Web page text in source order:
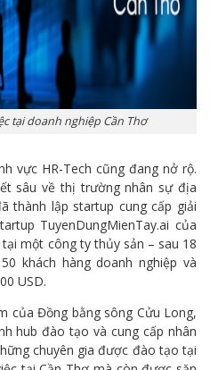
tại doanh nghiệp Cần Thơ
vực HR-Tech cũng đang nở rộ.
sâu về thị trường nhân sự địa
thành lập startup cung cấp giải
TuyenDungMienTay.ai của
một công ty thủy sản – sau 18
khách hàng doanh nghiệp và
USD.
của Đồng bằng sông Cửu Long,
hub đào tạo và cung cấp nhân
chuyên gia được đào tạo tại